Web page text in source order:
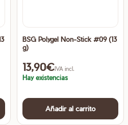
BSG Polygel Non-Stick #09 (13
g)
13,90€IVA incl.
Hay existencias
Añadir al carrito